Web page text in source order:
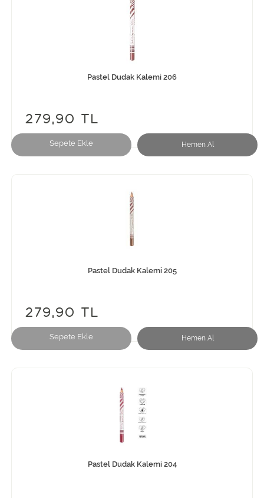
Sepete Ekle Hemen Al
Pastel Dudak Kalemi 206
279,90 TL
Sepete Ekle Hemen Al
Pastel Dudak Kalemi 205
279,90 TL
Pastel Dudak Kalemi 204